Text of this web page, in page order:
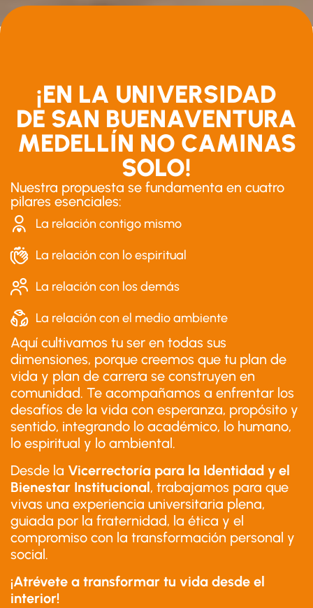
¡EN LA UNIVERSIDAD
DE SAN BUENAVENTURA
MEDELLÍN NO CAMINAS
SOLO!
Nuestra propuesta se fundamenta en cuatro
pilares esenciales:
La relación contigo mismo
La relación con lo espiritual
La relación con los demás
La relación con el medio ambiente
Aquí cultivamos tu ser en todas sus
dimensiones, porque creemos que tu plan de
vida y plan de carrera se construyen en
comunidad. Te acompañamos a enfrentar los
desafíos de la vida con esperanza, propósito y
sentido, integrando lo académico, lo humano,
lo espiritual y lo ambiental.
Desde la Vicerrectoría para la Identidad y el
Bienestar Institucional, trabajamos para que
vivas una experiencia universitaria plena,
guiada por la fraternidad, la ética y el
compromiso con la transformación personal y
social.
¡Atrévete a transformar tu vida desde el
interior!